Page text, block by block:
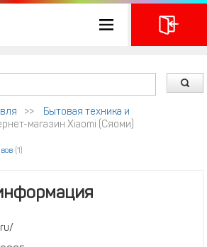
>>
Бытовая техника и
магазин Xiaomi (Сяоми)
(1)